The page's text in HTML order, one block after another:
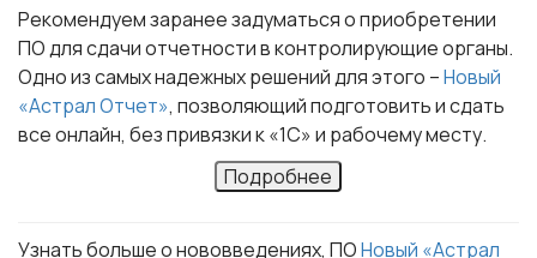
Рекомендуем заранее задуматься о приобретении
ПО для сдачи отчетности в контролирующие органы.
Одно из самых надежных решений для этого –Новый
«Астрал Отчет», позволяющий подготовить и сдать
все онлайн, без привязки к «1С» и рабочему месту.
Подробнее
Узнать больше о нововведениях, ПОНовый «Астрал